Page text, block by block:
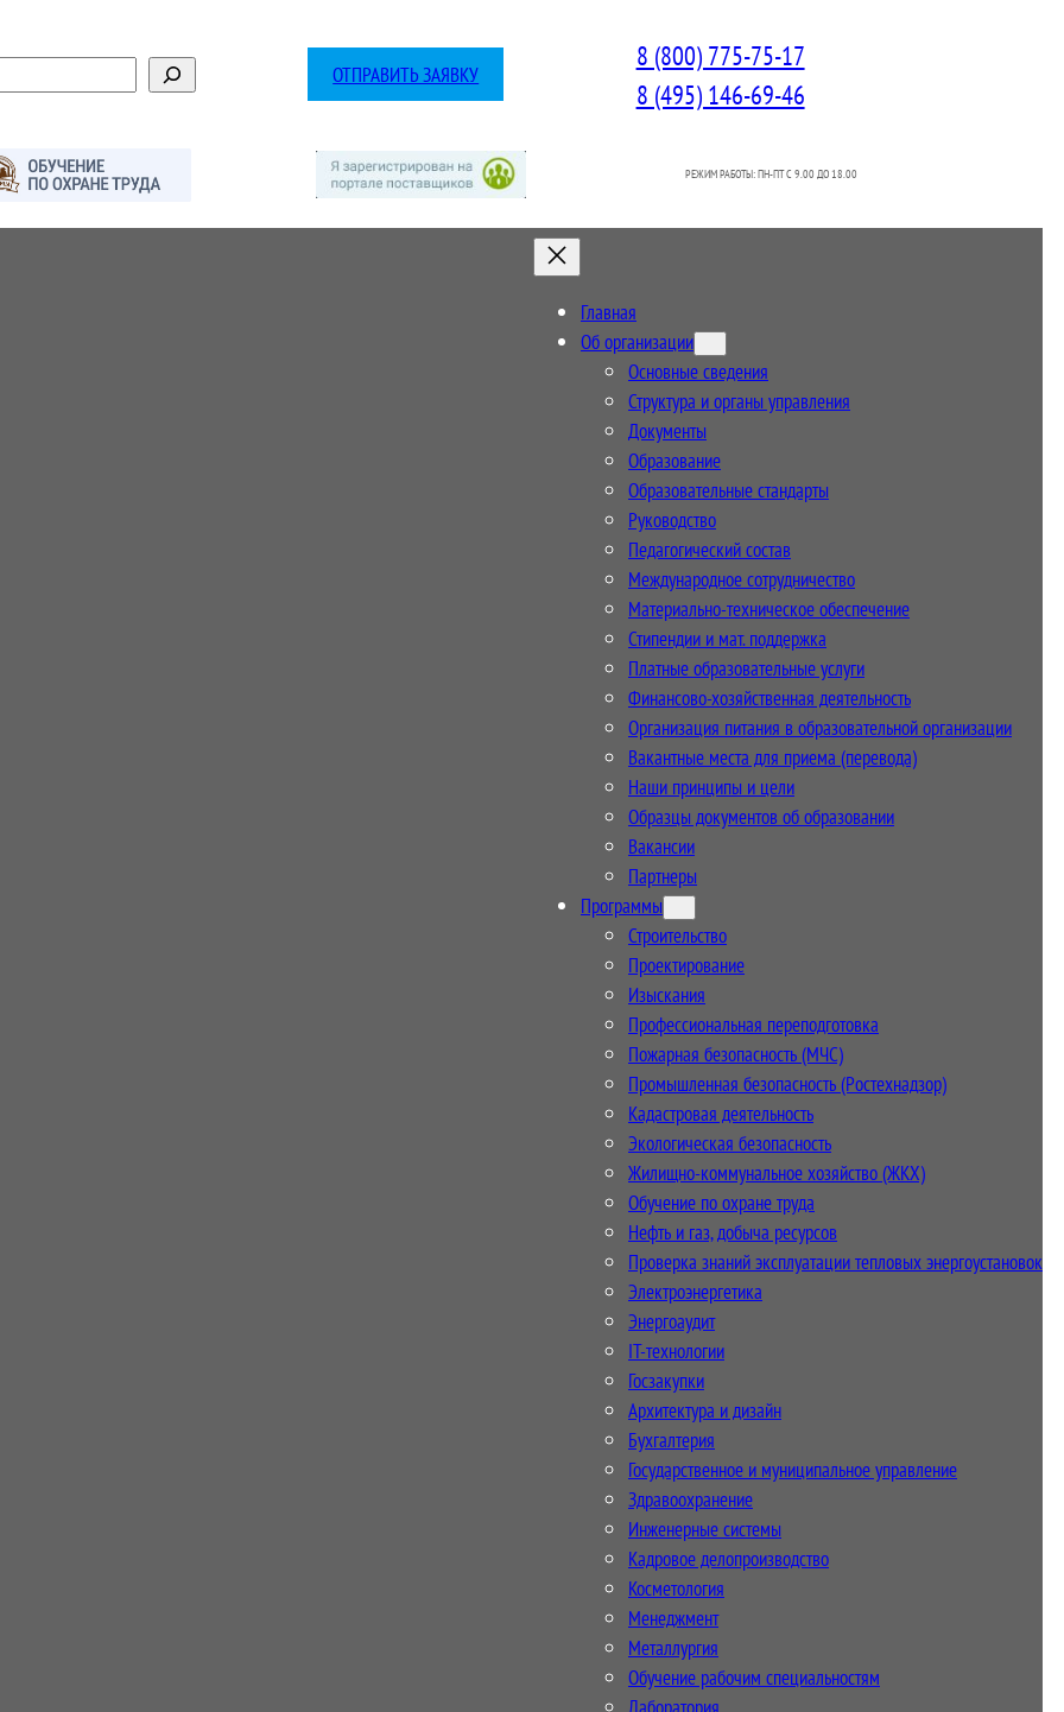
ОТПРАВИТЬ ЗАЯВКУ
8 (800) 775-75-17
8 (495) 146-69-46
РЕЖИМ РАБОТЫ: ПН-ПТ C 9.00 ДО 18.00
Главная
Об организации
Основные сведения
Структура и органы управления
Документы
Образование
Образовательные стандарты
Руководство
Педагогический состав
Международное сотрудничество
Материально-техническое обеспечение
Стипендии и мат. поддержка
Платные образовательные услуги
Финансово-хозяйственная деятельность
Организация питания в образовательной организации
Вакантные места для приема (перевода)
Наши принципы и цели
Образцы документов об образовании
Вакансии
Партнеры
Программы
Строительство
Проектирование
Изыскания
Профессиональная переподготовка
Пожарная безопасность (МЧС)
Промышленная безопасность (Ростехнадзор)
Кадастровая деятельность
Экологическая безопасность
Жилищно-коммунальное хозяйство (ЖКХ)
Обучение по охране труда
Нефть и газ, добыча ресурсов
Проверка знаний эксплуатации тепловых энергоустановок
Электроэнергетика
Энергоаудит
IT-технологии
Госзакупки
Архитектура и дизайн
Бухгалтерия
Государственное и муниципальное управление
Здравоохранение
Инженерные системы
Кадровое делопроизводство
Косметология
Менеджмент
Металлургия
Обучение рабочим специальностям